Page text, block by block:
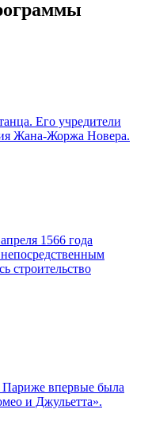
Его учредители
Жана-Жоржа Новера.
1566 года
строительство
Париже впервые была
и Джульетта».